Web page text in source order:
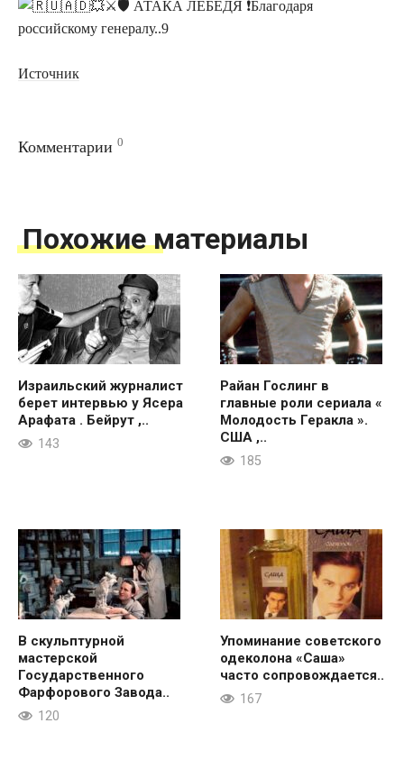
Источник
Комментарии 0
Похожие материалы
Израильский журналист
берет интервью у Ясера
Арафата . Бейрут ,..
143
Райан Гослинг в
главные роли сериала «
Молодость Геракла ».
США ,..
185
В скульптурной
мастерской
Государственного
Фарфорового Завода..
120
Упоминание советского
одеколона «Саша»
часто сопровождается..
167